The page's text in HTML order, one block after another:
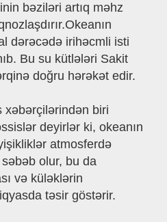
bəziləri artıq məhz
dərəcədə irihəcmli isti
Bu su kütlələri Sakit
doğru hərəkət edir.
xəbərçilərindən biri
deyirlər ki, okeanın
atmosferdə
olur, bu da
və küləklərin
təsir göstərir.